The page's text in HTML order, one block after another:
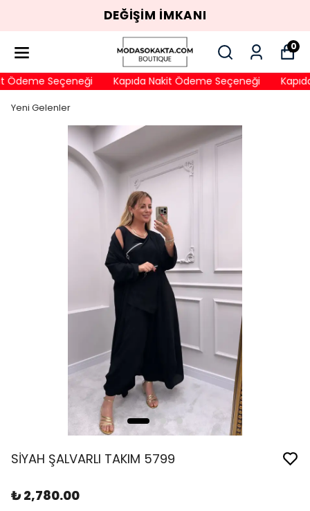
DEĞİŞİM İMKANI
0
Ödeme Seçeneği Kapıda Nakit Ödeme Seçeneği
Yeni Gelenler
SİYAH ŞALVARLI TAKIM 5799
₺ 2,780.00